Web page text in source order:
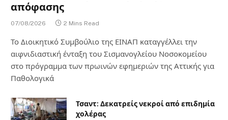
απόφασης
07/08/2026 2 Mins Read
Το Διοικητικό Συμβούλιο της ΕΙΝΑΠ καταγγέλλει την
αιφνιδιαστική ένταξη του Σισμανογλείου Νοσοκομείου
στο πρόγραμμα των πρωινών εφημεριών της Αττικής για
Παθολογικά
Τσαντ: Δεκατρείς νεκροί από επιδημία
χολέρας